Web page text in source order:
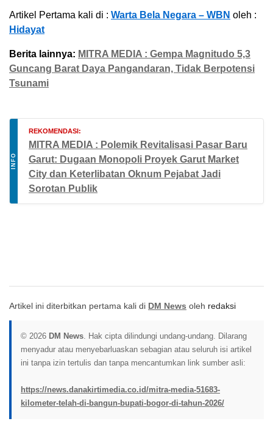
Artikel Pertama kali di : Warta Bela Negara – WBN oleh :
Hidayat
Berita lainnya: MITRA MEDIA : Gempa Magnitudo 5,3
Guncang Barat Daya Pangandaran, Tidak Berpotensi
Tsunami
INFO
REKOMENDASI:
MITRA MEDIA : Polemik Revitalisasi Pasar Baru
Garut: Dugaan Monopoli Proyek Garut Market
City dan Keterlibatan Oknum Pejabat Jadi
Sorotan Publik
Artikel ini diterbitkan pertama kali di DM News oleh redaksi
© 2026 DM News. Hak cipta dilindungi undang-undang. Dilarang
menyadur atau menyebarluaskan sebagian atau seluruh isi artikel
ini tanpa izin tertulis dan tanpa mencantumkan link sumber asli:
https://news.danakirtimedia.co.id/mitra-media-51683-
kilometer-telah-di-bangun-bupati-bogor-di-tahun-2026/